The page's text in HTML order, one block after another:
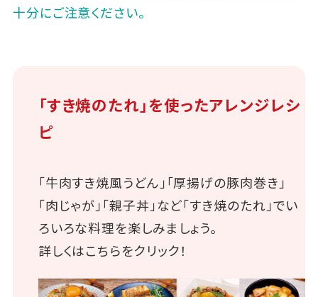
十分にご注意ください。
「すき焼のたれ」を使ったアレンジレシ
ピ
「牛肉すき焼風うどん」「厚揚げの豚肉巻き」
「肉じゃが」「親子丼」など「すき焼のたれ」でい
ろいろな料理を楽しみましょう。
詳しくはこちらをクリック！